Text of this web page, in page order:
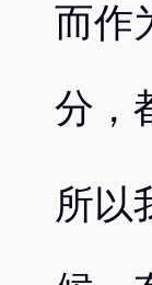
而作
分，
所以